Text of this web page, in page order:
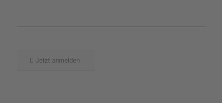
Jetzt anmelden